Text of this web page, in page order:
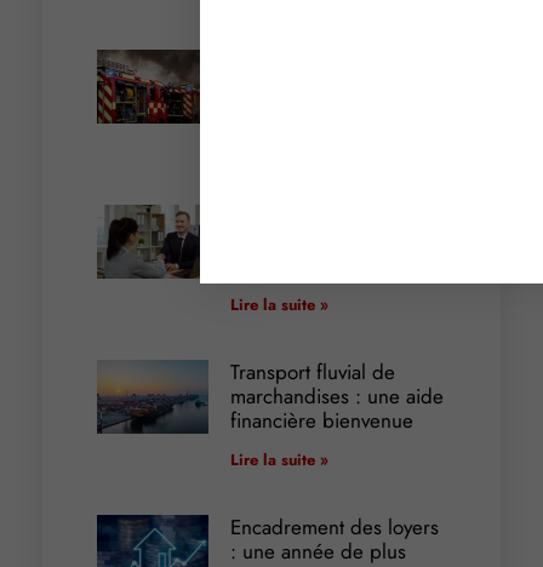
Lire la suite »
Transport fluvial de
marchandises : une aide
financière bienvenue
Lire la suite »
Encadrement des loyers
: une année de plus